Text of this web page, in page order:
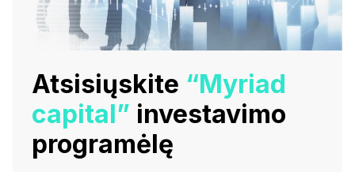
Atsisiųskite “Myriad
capital” investavimo
programėlę